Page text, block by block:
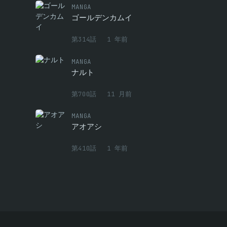
MANGA
ゴールデンカムイ
第314話 1 年前
MANGA
ナルト
第700話 11 月前
MANGA
アオアシ
第410話 1 年前